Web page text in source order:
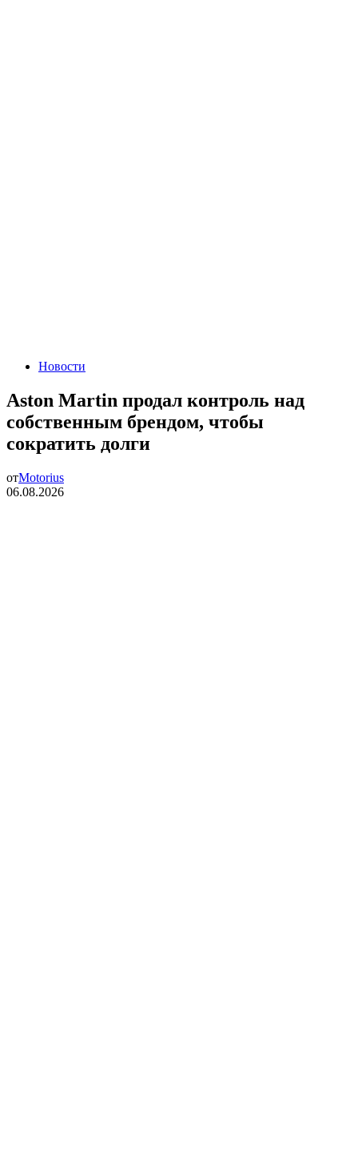
Новости
Aston Martin продал контроль над
собственным брендом, чтобы
сократить долги
отMotorius
06.08.2026